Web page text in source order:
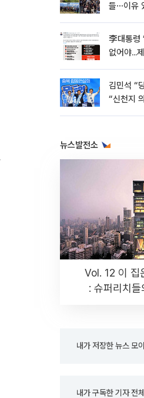
들⋯이유
李대통령
없어야...
김민석 “
“신천지
뉴스발전소
Vol. 12 이 집
: 슈퍼리치
내가 저장한 뉴스 모
내가 구독한 기자 전